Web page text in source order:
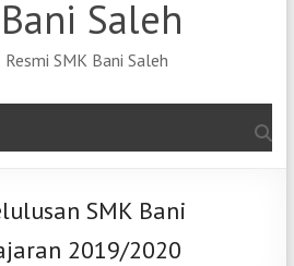
Saleh
Resmi SMK Bani Saleh
SMK Bani
2019/2020